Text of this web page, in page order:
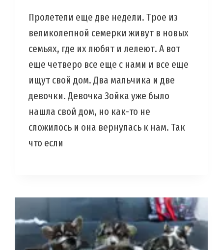
Пролетели еще две недели. Трое из
великолепной семерки живут в новых
семьях, где их любят и лелеют. А вот
еще четверо все еще с нами и все еще
ищут свой дом. Два мальчика и две
девочки. Девочка Зойка уже было
нашла свой дом, но как-то не
сложилось и она вернулась к нам. Так
что если